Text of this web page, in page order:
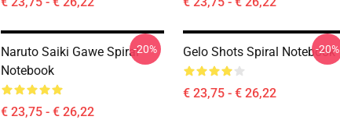
Naruto Saiki Gawe Spiral
Notebook
€ 23,75 - € 26,22
-20% Gelo Shots Spiral Notebook
€ 23,75 - € 26,22
-20%